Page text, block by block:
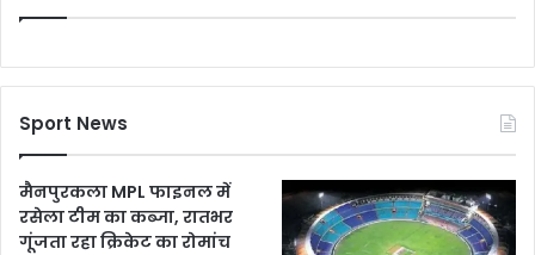
Sport News
मैनपुरकला MPL फाइनल में
रसेला टीम का कब्जा, रातभर
गूंजता रहा क्रिकेट का रोमांच